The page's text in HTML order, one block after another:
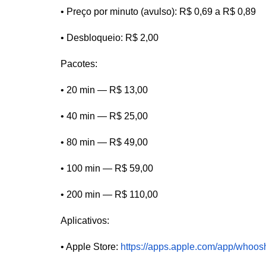
• Preço por minuto (avulso): R$ 0,69 a R$ 0,89
• Desbloqueio: R$ 2,00
Pacotes:
• 20 min — R$ 13,00
• 40 min — R$ 25,00
• 80 min — R$ 49,00
• 100 min — R$ 59,00
• 200 min — R$ 110,00
Aplicativos:
• Apple Store: https://apps.apple.com/app/